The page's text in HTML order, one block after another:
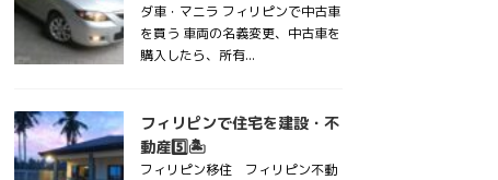
ダ車・マニラ フィリピンで中古車
を買う 車両の名義変更、中古車を
購入したら、所有...
フィリピンで住宅を建設・不
動産5️⃣🏝
フィリピン移住 フィリピン不動